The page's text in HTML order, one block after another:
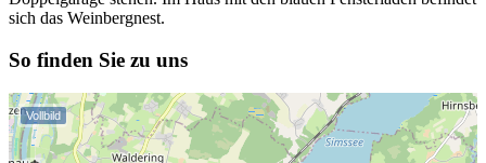
sich das Weinbergnest.
So finden Sie zu uns
Vollbild